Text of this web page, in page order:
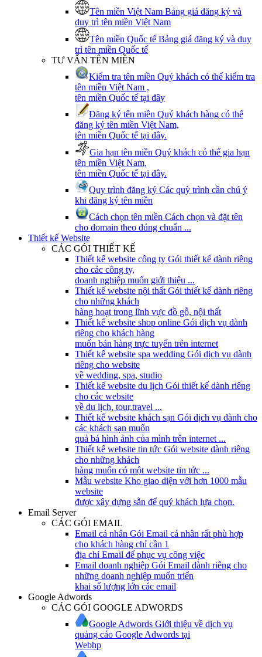
Tên miền Việt Nam Bảng giá đăng ký và
duy trì tên miền Việt Nam
Tên miền Quốc tế Bảng giá đăng ký và duy
trì tên miền Quốc tế
TƯ VẤN TÊN MIỀN
Kiểm tra tên miền Quý khách có thể kiểm tra
tên miền Việt Nam ,
tên miền Quốc tế tại đây
Đăng ký tên miền Quý khách hàng có thể
đăng ký tên miền Việt Nam,
tên miền Quốc tế tại đây.
Gia hạn tên miền Quý khách có thể gia hạn
tên miền Việt Nam,
tên miền Quốc tế tại đây.
Quy trình đăng ký Các quỳ trình cần chú ý
khi đăng ký tên miền
Cách chọn tên miền Cách chọn và đặt tên
cho domain theo đúng chuẩn ...
Thiết kế Website
CÁC GÓI THIẾT KẾ
Thiết kế website công ty Gói thiết kế dành riêng
cho các công ty,
doanh nghiệp muốn giới thiệu ...
Thiết kế website nội thất Gói thiết kế dành riêng
cho những khách
hàng hoạt trong lĩnh vực đồ gỗ, nội thất
Thiết kế website shop online Gói dịch vụ dành
riêng cho khách hàng
muốn bán hàng trực tuyến trên internet
Thiết kế website spa wedding Gói dịch vụ dành
riêng cho website
về wedding, spa, studio
Thiết kế website du lịch Gói thiết kế dành riêng
cho các website
về du lịch, tour,travel ...
Thiết kế website khách sạn Gói dịch vụ dành cho
các khách sạn muốn
quả bá hình ảnh của mình trên internet ...
Thiết kế website tin tức Gói website dành riêng
cho những khách
hàng muốn có một website tin tức ...
Mẫu website Kho giao diện với hơn 1000 mẫu
website
được xây dựng sẵn để quý khách lựa chọn.
Email Server
CÁC GÓI EMAIL
Email cá nhân Gói Email cá nhân rất phù hợp
cho khách hàng chỉ cần 1
địa chỉ Email để phục vụ công việc
Email doanh nghiệp Gói Email dành riêng cho
những doanh nghiệp muốn triển
khai số lượng lớn các email
Google Adwords
CÁC GÓI GOOGLE ADWORDS
Google Adwords Giới thiệu về dịch vụ
quảng cáo Google Adwords tại
Webhp